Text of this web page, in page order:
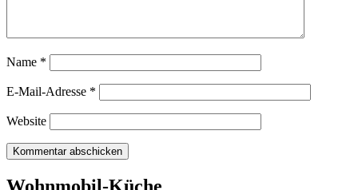
Name *
E-Mail-Adresse *
Website
Wohnmobil-Küche